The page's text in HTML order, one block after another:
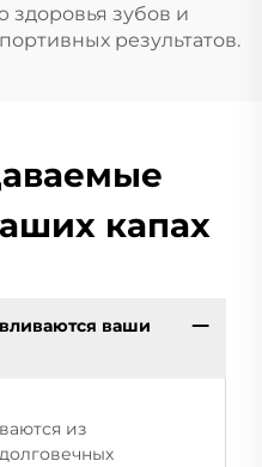
здоровья зубов и
результатов.
капах
ваши
из